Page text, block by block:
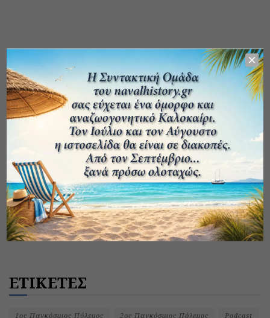
ΕΤΙΚΕΤΕΣ
1ος Παγκόσμιος Πόλεμος 2ος Παγκόσμιος Πόλεμος Podcast